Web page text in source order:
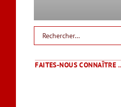
FAITES-NOUS CONNAÎTRE